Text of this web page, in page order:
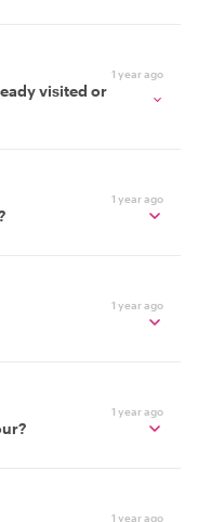
1 year ago
visited or
1 year ago
1 year ago
1 year ago
1 year ago